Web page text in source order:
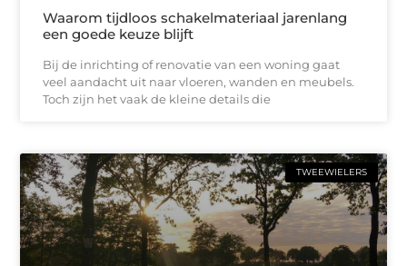
Waarom tijdloos schakelmateriaal jarenlang
een goede keuze blijft
Bij de inrichting of renovatie van een woning gaat
veel aandacht uit naar vloeren, wanden en meubels.
Toch zijn het vaak de kleine details die
TWEEWIELERS